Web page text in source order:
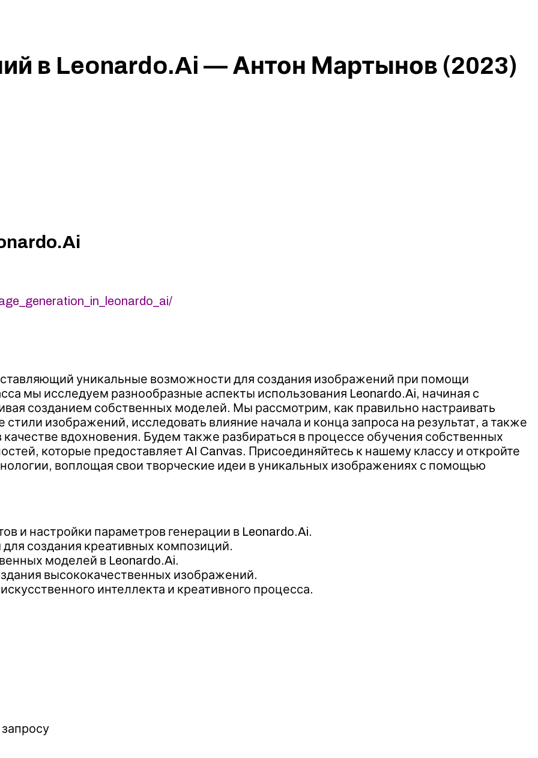
в Leonardo.Ai — Антон Мартынов (2023)
уникальные возможности для создания изображений при помощи
мы исследуем разнообразные аспекты использования Leonardo.Ai, начиная с
созданием собственных моделей. Мы рассмотрим, как правильно настраивать
изображений, исследовать влияние начала и конца запроса на результат, а также
вдохновения. Будем также разбираться в процессе обучения собственных
которые предоставляет AI Canvas. Присоединяйтесь к нашему классу и откройте
воплощая свои творческие идеи в уникальных изображениях с помощью
и настройки параметров генерации в Leonardo.Ai.
создания креативных композиций.
моделей в Leonardo.Ai.
высококачественных изображений.
интеллекта и креативного процесса.